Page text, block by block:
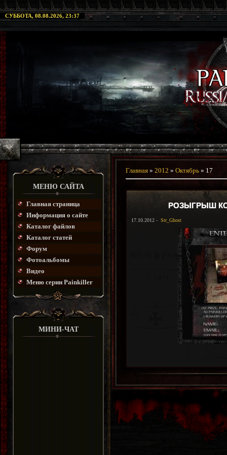
СУББОТА, 08.08.2026, 23:37
МЕНЮ САЙТА
Главная страница
Информация о сайте
Каталог файлов
Каталог статей
Форум
Фотоальбомы
Видео
Меню серии Painkiller
МИНИ-ЧАТ
Главная » 2012 » Октябрь » 17
РОЗЫГРЫШ
17.10.2012 - Str_Ghost